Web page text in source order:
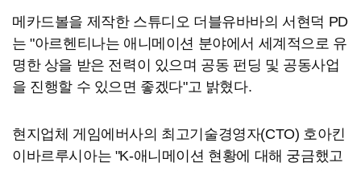
메카드볼을 제작한 스튜디오 더블유바바의 서현덕 PD
는 "아르헨티나는 애니메이션 분야에서 세계적으로 유
명한 상을 받은 전력이 있으며 공동 펀딩 및 공동사업
을 진행할 수 있으면 좋겠다"고 밝혔다.
현지업체 게임에버사의 최고기술경영자(CTO) 호아킨
이바르루시아는 "K-애니메이션 현황에 대해 궁금했고